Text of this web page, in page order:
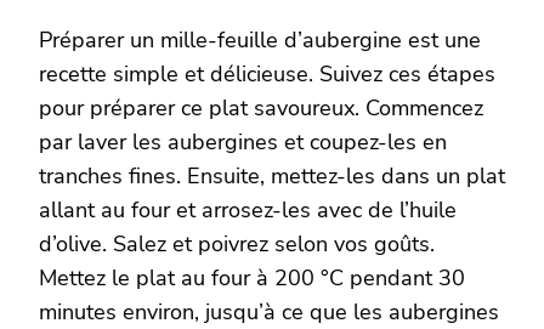
Préparer un mille-feuille d’aubergine est une
recette simple et délicieuse. Suivez ces étapes
pour préparer ce plat savoureux. Commencez
par laver les aubergines et coupez-les en
tranches fines. Ensuite, mettez-les dans un plat
allant au four et arrosez-les avec de l’huile
d’olive. Salez et poivrez selon vos goûts.
Mettez le plat au four à 200 °C pendant 30
minutes environ, jusqu’à ce que les aubergines